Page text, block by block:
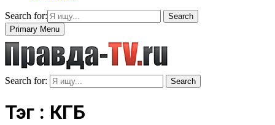
Search for:
Search
Primary Menu
Search for: Search
Тэг : КГБ